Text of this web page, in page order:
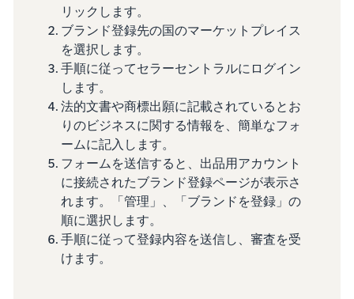
リックします。
ブランド登録先の国のマーケットプレイス
を選択します。
手順に従ってセラーセントラルにログイン
します。
法的文書や商標出願に記載されているとお
りのビジネスに関する情報を、簡単なフォ
ームに記入します。
フォームを送信すると、出品用アカウント
に接続されたブランド登録ページが表示さ
れます。「管理」、「ブランドを登録」の
順に選択します。
手順に従って登録内容を送信し、審査を受
けます。